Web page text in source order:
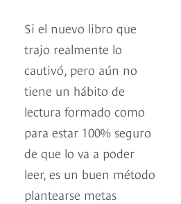
Si el nuevo libro que
trajo realmente lo
cautivó, pero aún no
tiene un hábito de
lectura formado como
para estar 100% seguro
de que lo va a poder
leer, es un buen método
plantearse metas